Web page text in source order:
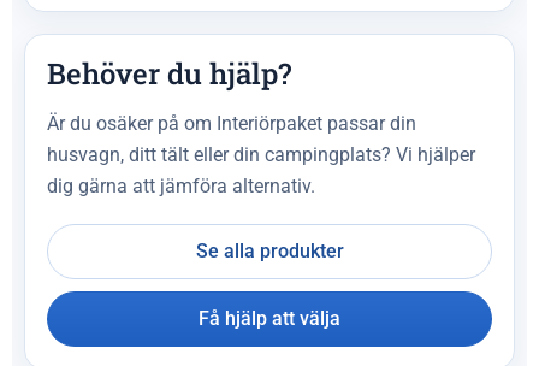
Behöver du hjälp?
Är du osäker på om Interiörpaket passar din
husvagn, ditt tält eller din campingplats? Vi hjälper
dig gärna att jämföra alternativ.
Se alla produkter
Få hjälp att välja